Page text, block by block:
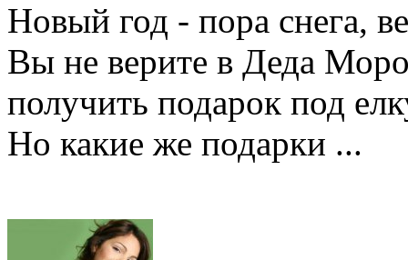
Новый год - пора снега,
Вы не верите в Деда
получить подарок под
Но какие же подарки ...